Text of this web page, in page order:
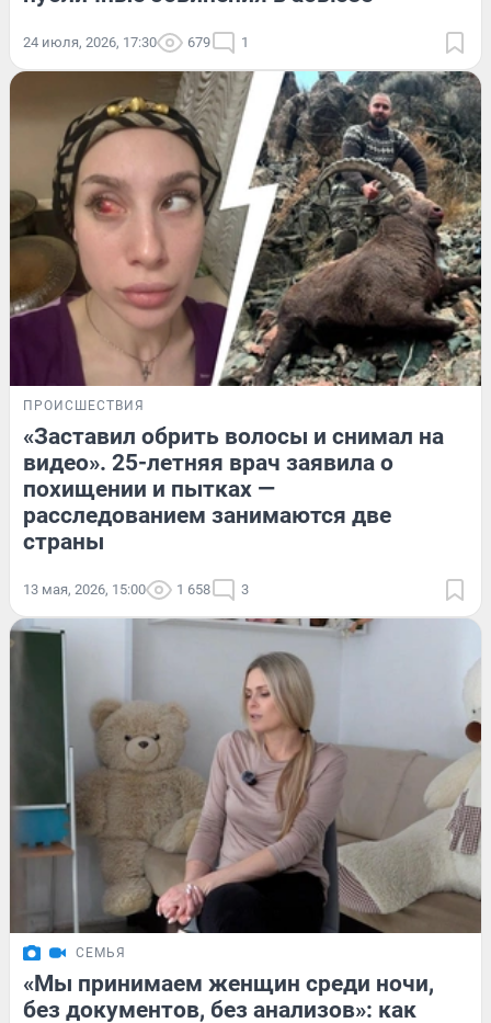
24 июля, 2026, 17:30 679 1
ПРОИСШЕСТВИЯ
«Заставил обрить волосы и снимал на
видео». 25-летняя врач заявила о
похищении и пытках —
расследованием занимаются две
страны
13 мая, 2026, 15:00 1 658 3
СЕМЬЯ
«Мы принимаем женщин среди ночи,
без документов, без анализов»: как